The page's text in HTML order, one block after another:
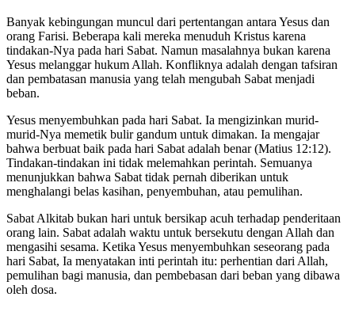
Banyak kebingungan muncul dari pertentangan antara Yesus dan
orang Farisi. Beberapa kali mereka menuduh Kristus karena
tindakan-Nya pada hari Sabat. Namun masalahnya bukan karena
Yesus melanggar hukum Allah. Konfliknya adalah dengan tafsiran
dan pembatasan manusia yang telah mengubah Sabat menjadi
beban.
Yesus menyembuhkan pada hari Sabat. Ia mengizinkan murid-
murid-Nya memetik bulir gandum untuk dimakan. Ia mengajar
bahwa berbuat baik pada hari Sabat adalah benar (Matius 12:12).
Tindakan-tindakan ini tidak melemahkan perintah. Semuanya
menunjukkan bahwa Sabat tidak pernah diberikan untuk
menghalangi belas kasihan, penyembuhan, atau pemulihan.
Sabat Alkitab bukan hari untuk bersikap acuh terhadap penderitaan
orang lain. Sabat adalah waktu untuk bersekutu dengan Allah dan
mengasihi sesama. Ketika Yesus menyembuhkan seseorang pada
hari Sabat, Ia menyatakan inti perintah itu: perhentian dari Allah,
pemulihan bagi manusia, dan pembebasan dari beban yang dibawa
oleh dosa.